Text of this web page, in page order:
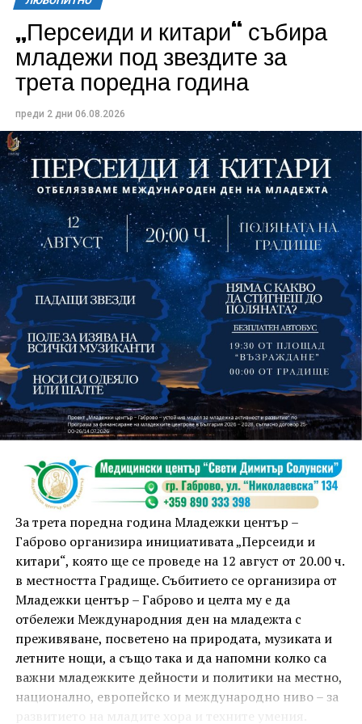
Всички събития ще се проведат в парк „Максим
Райкович“, срещу часовниковата кула, с вход
свободен. Програмата ще започне на 12 август с
изпълнители GoGo, Toria, ZoV & Vakavliev.
На 13 август организаторите са предвидили
занимания и за здрав дух, и за здраво тяло.
Инструкторката по пилатес и йога Йоанна Петрова
от FitLab ще се погрижи за добрия тонус с групова
тренировка от 19.00 ч., а след това ще има мозъчна
атака с куиз вечер за обща култура. Вечерта ще
приключи с прожекция на новия български
комедиен филм „Брънч за начинаещи“ – в парка,
под звездното дряновско небе.
„Персеиди и китари“ събира
младежи под звездите за
трета поредна година
преди 2 дни 06.08.2026
За трета поредна година Младежки център –
Габрово организира инициативата „Персеиди и
китари“, която ще се проведе на 12 август от 20.00 ч.
в местността Градище. Събитието се организира от
Младежки център – Габрово и целта му е да
отбележи Международния ден на младежта с
преживяване, посветено на природата, музиката и
летните нощи, а също така и да напомни колко са
важни младежките дейности и политики на местно,
национално, европейско и международно ниво – за